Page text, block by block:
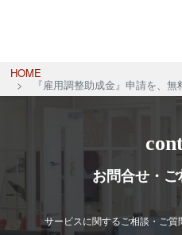
HOME
『雇用調整助成金』申請を、
お問合せ・
サービスに関するご相談・ご